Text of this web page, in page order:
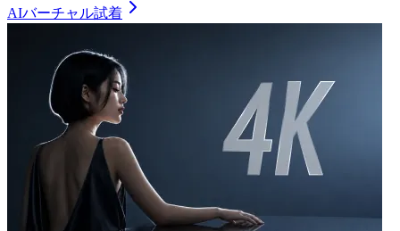
AIバーチャル試着